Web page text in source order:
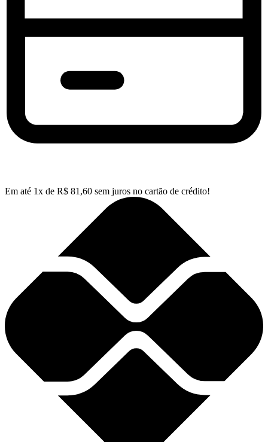
Em até 1x de R$ 81,60 sem juros no cartão de crédito!